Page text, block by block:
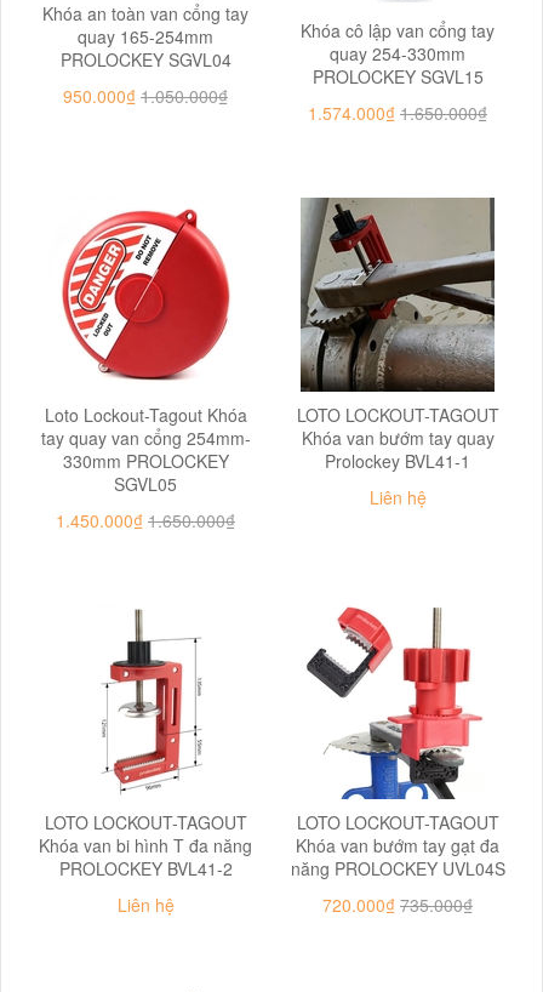
Khóa an toàn van cổng tay
quay 165-254mm
PROLOCKEY SGVL04
950.000₫ 1.050.000₫
Khóa cô lập van cổng tay
quay 254-330mm
PROLOCKEY SGVL15
1.574.000₫ 1.650.000₫
Loto Lockout-Tagout Khóa
tay quay van cổng 254mm-
330mm PROLOCKEY
SGVL05
1.450.000₫ 1.650.000₫
LOTO LOCKOUT-TAGOUT
Khóa van bướm tay quay
Prolockey BVL41-1
Liên hệ
LOTO LOCKOUT-TAGOUT
Khóa van bi hình T đa năng
PROLOCKEY BVL41-2
Liên hệ
LOTO LOCKOUT-TAGOUT
Khóa van bướm tay gạt đa
năng PROLOCKEY UVL04S
720.000₫ 735.000₫